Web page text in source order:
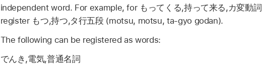
independent word. For example, for もってくる,持って来る,カ変動詞
register もつ,持つ,タ行五段(motsu, motsu, ta-gyo godan).
The following can be registered as words:
でんき,電気,普通名詞